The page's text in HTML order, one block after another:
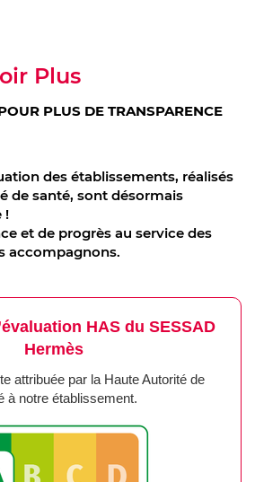
Plus
PLUS DE TRANSPARENCE
des établissements, réalisés
de santé, sont désormais
!
et de progrès au service des
accompagnons.
HAS du SESSAD
Hermès
attribuée par la Haute Autorité de
à notre établissement.